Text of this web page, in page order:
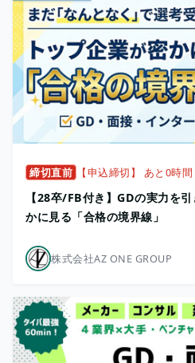
締切直前 【申込締切】 あと0時間
【28卒/FB付き】GDの実力を
かに見る「合格の境界線」
株式会社AZ ONE GROUP